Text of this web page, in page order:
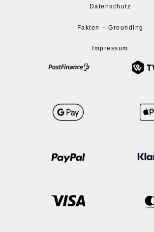
Datenschutz
Fakten – Grounding
Impressum